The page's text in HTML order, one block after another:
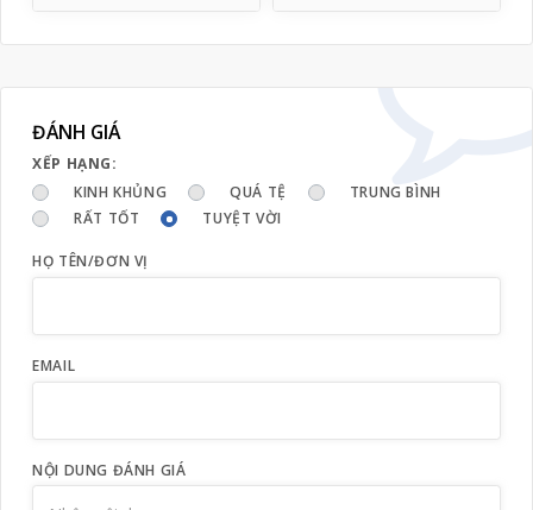
ĐÁNH GIÁ
XẾP HẠNG:
KINH KHỦNG
QUÁ TỆ
TRUNG BÌNH
RẤT TỐT
TUYỆT VỜI
HỌ TÊN/ĐƠN VỊ
EMAIL
NỘI DUNG ĐÁNH GIÁ